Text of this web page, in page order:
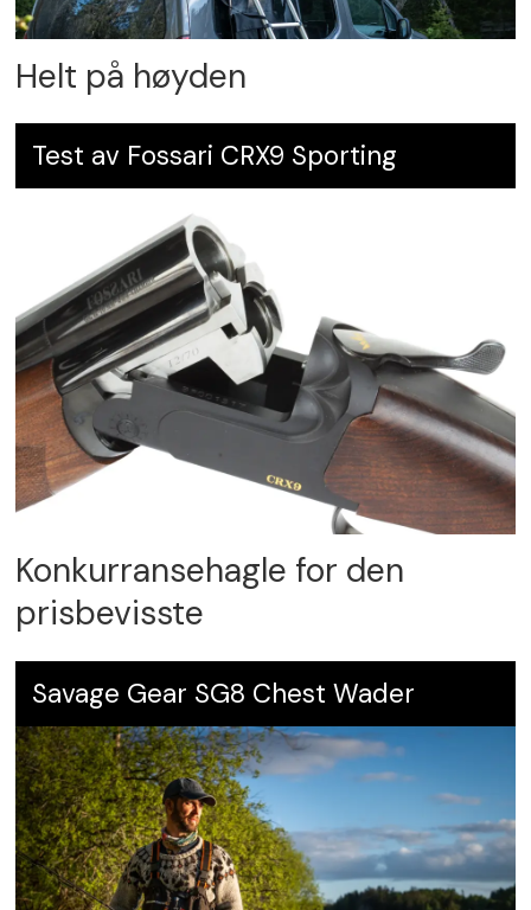
Helt på høyden
Test av Fossari CRX9 Sporting
Konkurransehagle for den
prisbevisste
Savage Gear SG8 Chest Wader